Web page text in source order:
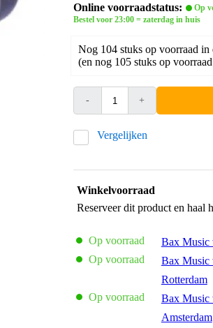
Online voorraadstatus:
Op
Bestel voor 23:00 = zaterdag in huis
Nog 104 stuks op voorraad in
(en nog 105 stuks op
- +
Vergelijken
Winkelvoorraad
Reserveer dit product en haal
Op voorraad Bax Music
Op voorraad
Bax Music
Rotterdam
Op voorraad
Bax Music
Amsterdam